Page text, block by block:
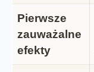
Pierwsze
zauważalne
efekty